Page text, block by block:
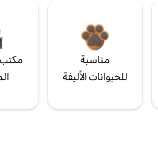
مناسبة
للحيوانات الأليفة
مكتب